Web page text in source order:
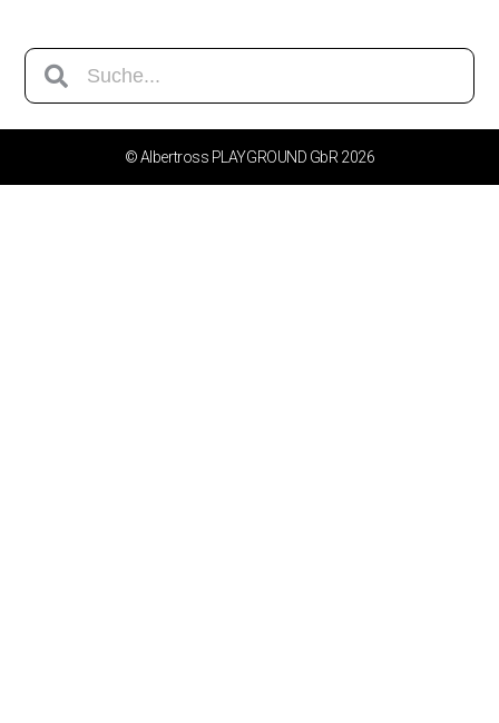
© Albertross PLAYGROUND GbR 2026